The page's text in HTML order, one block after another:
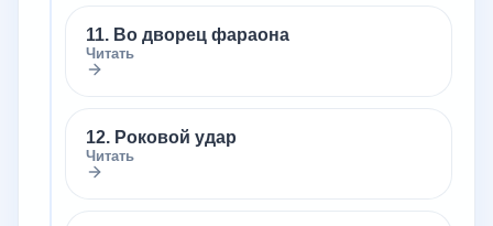
11. Во дворец фараона
Читать
12. Роковой удар
Читать